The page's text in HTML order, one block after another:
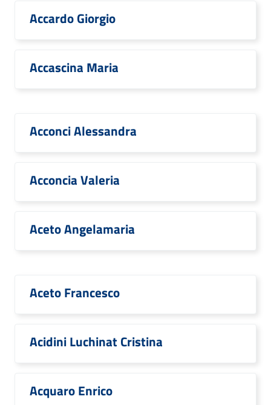
Accardo Giorgio
Accascina Maria
Acconci Alessandra
Acconcia Valeria
Aceto Angelamaria
Aceto Francesco
Acidini Luchinat Cristina
Acquaro Enrico